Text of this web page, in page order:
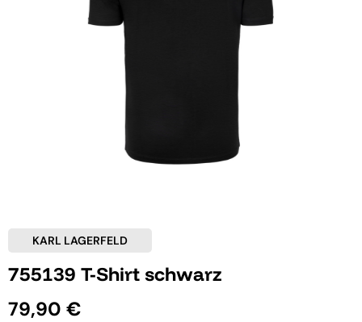
KARL LAGERFELD
755139 T-Shirt schwarz
79,90 €